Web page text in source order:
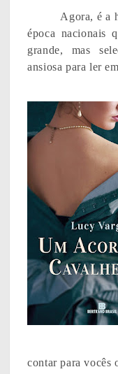
Agora, é a
época nacionais
grande, mas
ansiosa para ler
contar para vocês